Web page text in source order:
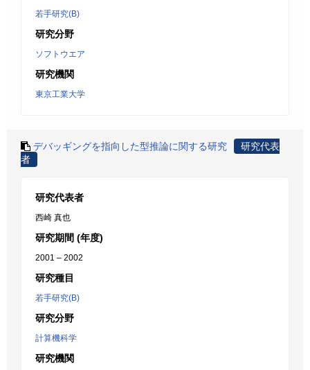
若手研究(B)
研究分野
ソフトウエア
研究機関
東京工業大学
デバッギングを指向した型推論に関する研究
研究代表
者
研究代表者
西崎 真也
研究期間 (年度)
2001 – 2002
研究種目
若手研究(B)
研究分野
計算機科学
研究機関